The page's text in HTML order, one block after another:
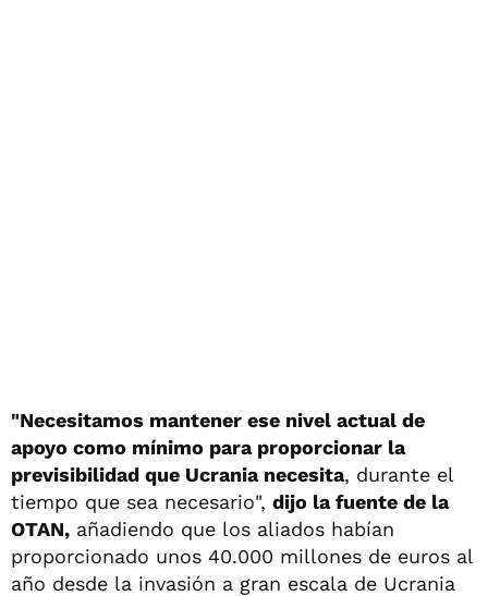
"Necesitamos mantener ese nivel actual de
apoyo como mínimo para proporcionar la
previsibilidad que Ucrania necesita, durante el
tiempo que sea necesario", dijo la fuente de la
OTAN, añadiendo que los aliados habían
proporcionado unos 40.000 millones de euros al
año desde la invasión a gran escala de Ucrania